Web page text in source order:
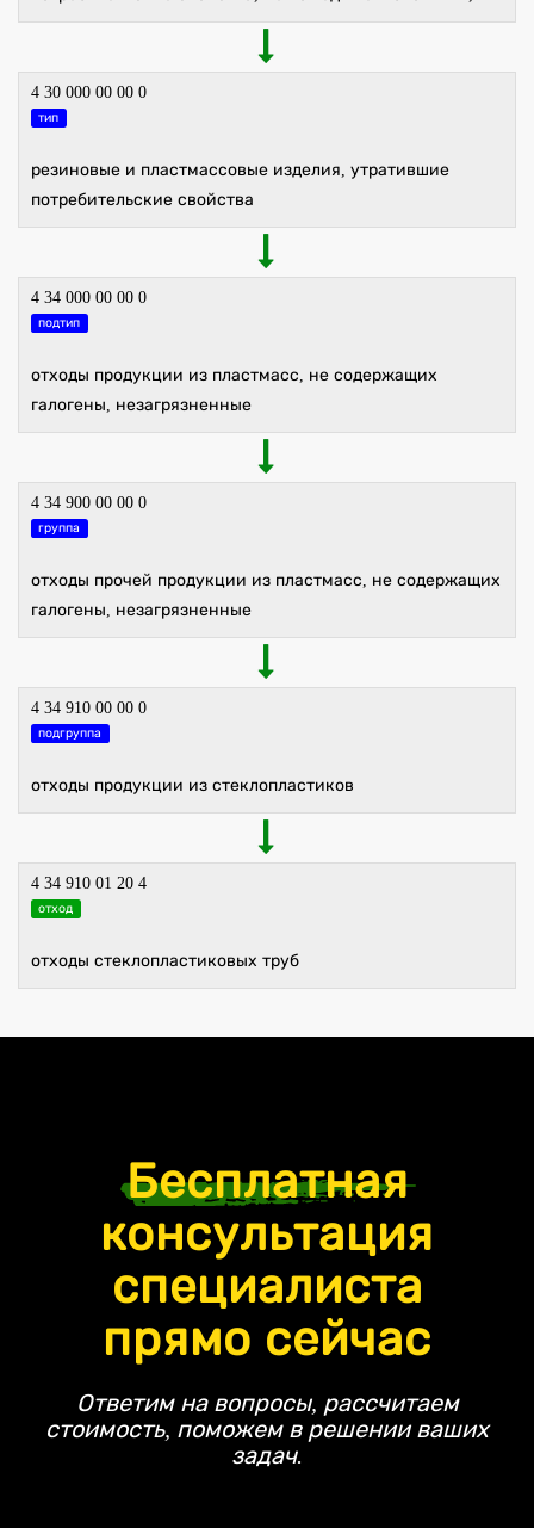
4 30 000 00 00 0
тип
резиновые и пластмассовые изделия, утратившие
потребительские свойства
4 34 000 00 00 0
подтип
отходы продукции из пластмасс, не содержащих
галогены, незагрязненные
4 34 900 00 00 0
группа
отходы прочей продукции из пластмасс, не содержащих
галогены, незагрязненные
4 34 910 00 00 0
подгруппа
отходы продукции из стеклопластиков
4 34 910 01 20 4
отход
отходы стеклопластиковых труб
Бесплатная
консультация
специалиста
прямо сейчас
Ответим на вопросы, рассчитаем
стоимость, поможем в решении ваших
задач.